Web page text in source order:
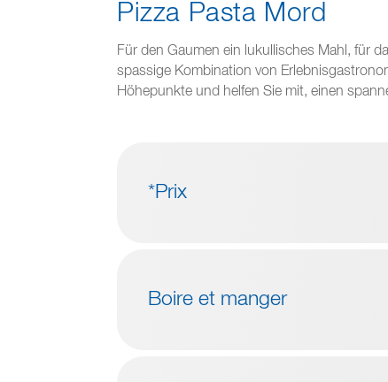
Pizza Pasta Mord
Für den Gaumen ein lukullisches Mahl, für
spassige Kombination von
Höhepunkte und helfen Sie mit, einen
*Prix
Boire et manger